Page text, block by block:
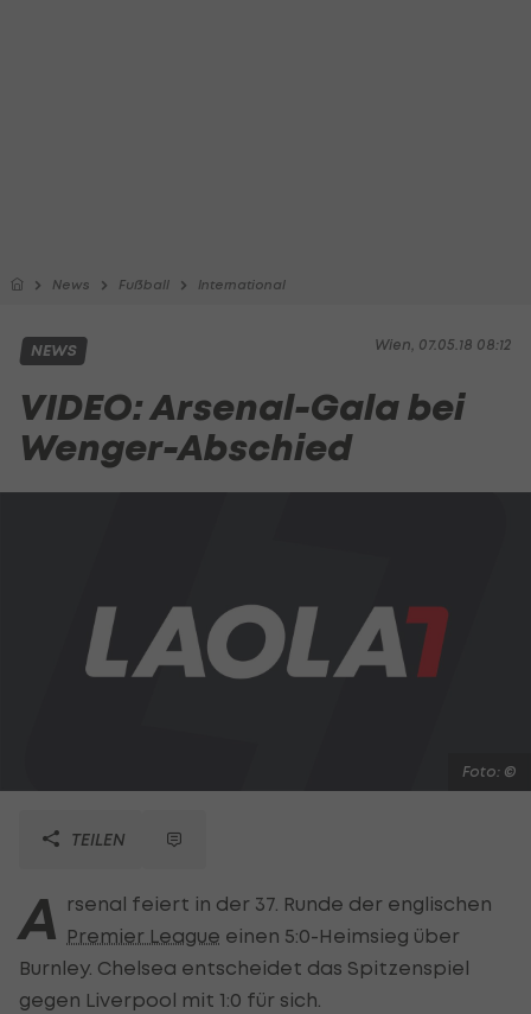
News Fußball International
Wien, 07.05.18 08:12
NEWS
VIDEO: Arsenal-Gala bei
Wenger-Abschied
Foto: ©
TEILEN
A rsenal feiert in der 37. Runde der englischen
Premier League einen 5:0-Heimsieg über
Burnley. Chelsea entscheidet das Spitzenspiel
gegen Liverpool mit 1:0 für sich.